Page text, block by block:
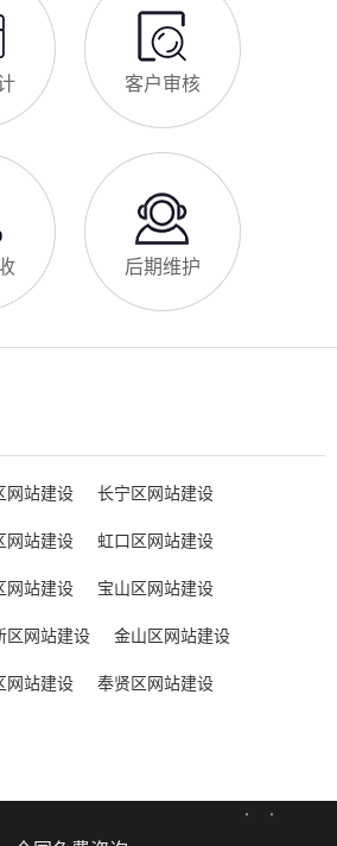
客户审核
后期维护
网站建设
长宁区网站建设
网站建设
虹口区网站建设
网站建设
宝山区网站建设
区网站建设
金山区网站建设
网站建设
奉贤区网站建设